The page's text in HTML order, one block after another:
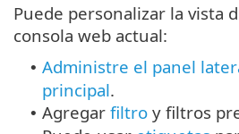
Puede personalizar la vista
consola web actual:
• Administre el panel
principal.
• Agregar filtro y filtros